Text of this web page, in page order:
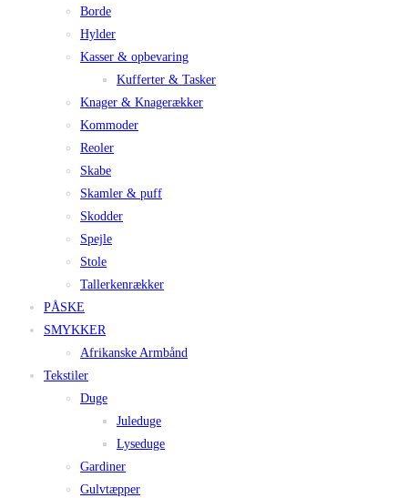
Borde
Hylder
Kasser & opbevaring
Kufferter & Tasker
Knager & Knagerækker
Kommoder
Reoler
Skabe
Skamler & puff
Skodder
Spejle
Stole
Tallerkenrækker
PÅSKE
SMYKKER
Afrikanske Armbånd
Tekstiler
Duge
Juleduge
Lyseduge
Gardiner
Gulvtæpper